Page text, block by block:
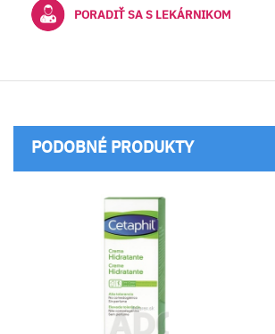
PORADIŤ SA S LEKÁRNIKOM
PODOBNÉ PRODUKTY